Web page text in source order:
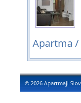
Apartma /
© 2026 Apartmaji